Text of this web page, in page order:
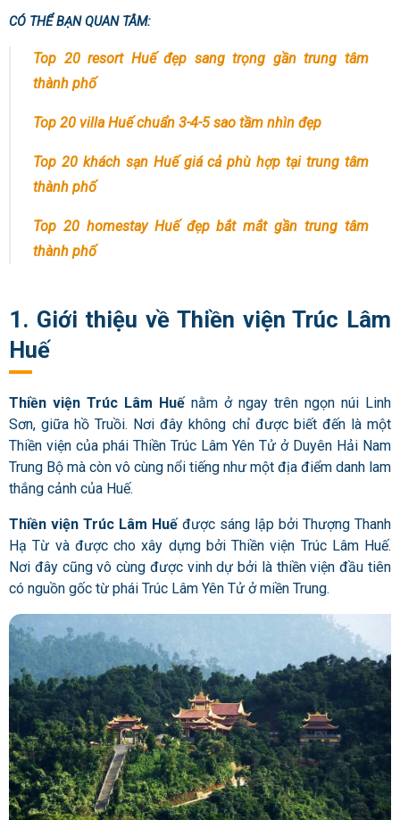
CÓ THỂ BẠN QUAN TÂM:
Top 20 resort Huế đẹp sang trọng gần trung tâm
thành phố
Top 20 villa Huế chuẩn 3-4-5 sao tầm nhìn đẹp
Top 20 khách sạn Huế giá cả phù hợp tại trung tâm
thành phố
Top 20 homestay Huế đẹp bắt mắt gần trung tâm
thành phố
1. Giới thiệu về Thiền viện Trúc Lâm
Huế
Thiền viện Trúc Lâm Huế nằm ở ngay trên ngọn núi Linh
Sơn, giữa hồ Truồi. Nơi đây không chỉ được biết đến là một
Thiền viện của phái Thiền Trúc Lâm Yên Tử ở Duyên Hải Nam
Trung Bộ mà còn vô cùng nổi tiếng như một địa điểm danh lam
thắng cảnh của Huế.
Thiền viện Trúc Lâm Huế được sáng lập bởi Thượng Thanh
Hạ Từ và được cho xây dựng bởi Thiền viện Trúc Lâm Huế.
Nơi đây cũng vô cùng được vinh dự bởi là thiền viện đầu tiên
có nguồn gốc từ phái Trúc Lâm Yên Tử ở miền Trung.